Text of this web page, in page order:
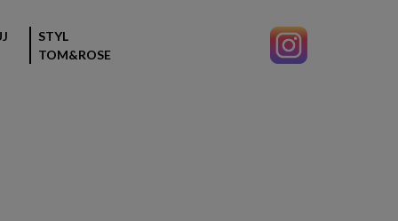
STYL
TOM&ROSE